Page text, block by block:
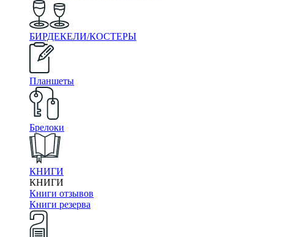
БИРДЕКЕЛИ/КОСТЕРЫ
Планшеты
Брелоки
КНИГИ
КНИГИ
Книги отзывов
Книги резерва